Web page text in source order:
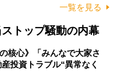
一覧を見る
ストップ騒動の内幕
核心》「みんなで大家さ
投資トラブル“異常なく